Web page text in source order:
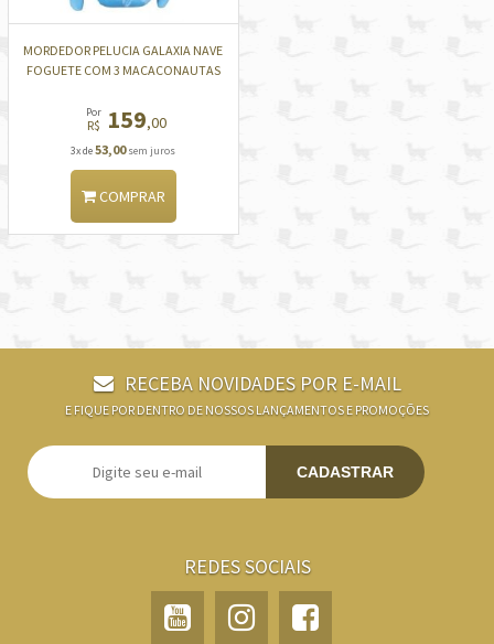
MORDEDOR PELUCIA GALAXIA NAVE
FOGUETE COM 3 MACACONAUTAS
Por
R$ 159,00
3x de53,00sem juros
COMPRAR
RECEBA NOVIDADES POR E-MAIL
E FIQUE POR DENTRO DE NOSSOS LANÇAMENTOS E PROMOÇÕES
CADASTRAR
REDES SOCIAIS